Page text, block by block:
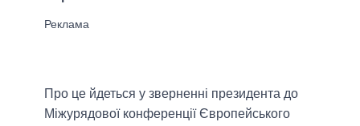
Про це йдеться у зверненні президента до
Міжурядової конференції Європейського